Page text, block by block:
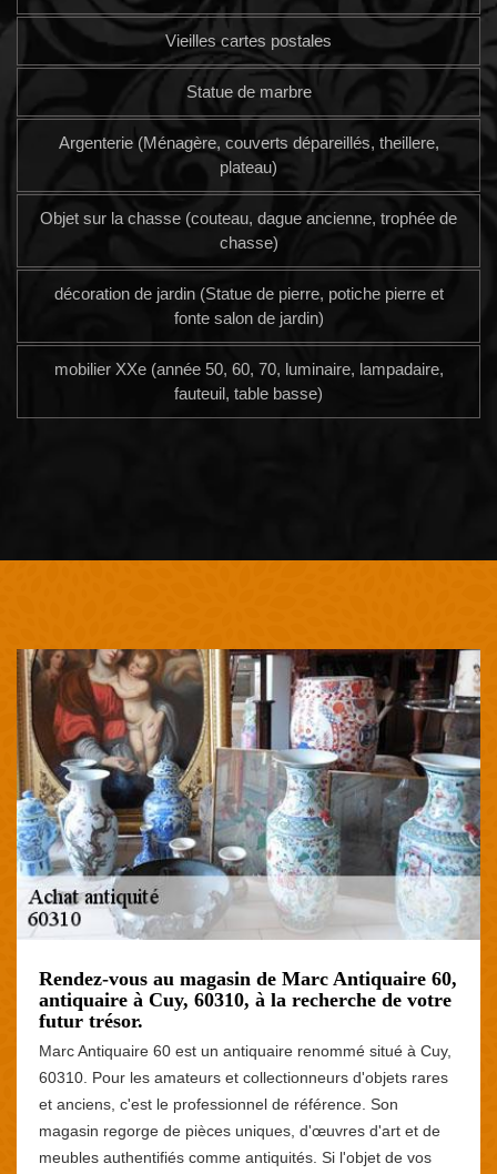
Vieilles cartes postales
Statue de marbre
Argenterie (Ménagère, couverts dépareillés, theillere,
plateau)
Objet sur la chasse (couteau, dague ancienne, trophée de
chasse)
décoration de jardin (Statue de pierre, potiche pierre et
fonte salon de jardin)
mobilier XXe (année 50, 60, 70, luminaire, lampadaire,
fauteuil, table basse)
Rendez-vous au magasin de Marc Antiquaire 60,
antiquaire à Cuy, 60310, à la recherche de votre
futur trésor.
Marc Antiquaire 60 est un antiquaire renommé situé à Cuy,
60310. Pour les amateurs et collectionneurs d'objets rares
et anciens, c'est le professionnel de référence. Son
magasin regorge de pièces uniques, d'œuvres d'art et de
meubles authentifiés comme antiquités. Si l'objet de vos